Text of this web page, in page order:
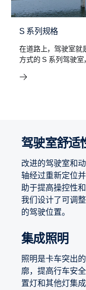
S 系列规格
在道路上，驾驶室就
方式的 S 系列驾驶室
驾驶室舒适
改进的驾驶室和
轴经过重新定位
助于提高操控性
我们设计了可调
的驾驶位置。
集成照明
照明是卡车突出
廓，提高行车安
置灯和其他灯集